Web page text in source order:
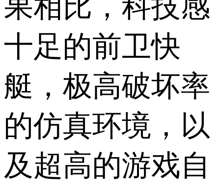
果相比，科技感
十足的前卫快
艇，极高破坏率
的仿真环境，以
及超高的游戏自